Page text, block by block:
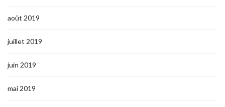
août 2019
juillet 2019
juin 2019
mai 2019